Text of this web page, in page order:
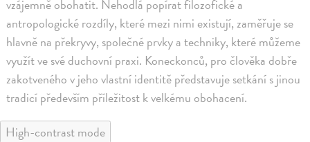
vzájemně obohatit. Nehodlá popírat filozofické a
antropologické rozdíly, které mezi nimi existují, zaměřuje se
hlavně na překryvy, společné prvky a techniky, které můžeme
využít ve své duchovní praxi. Koneckonců, pro člověka dobře
zakotveného v jeho vlastní identitě představuje setkání s jinou
tradicí především příležitost k velkému obohacení.
High-contrast mode